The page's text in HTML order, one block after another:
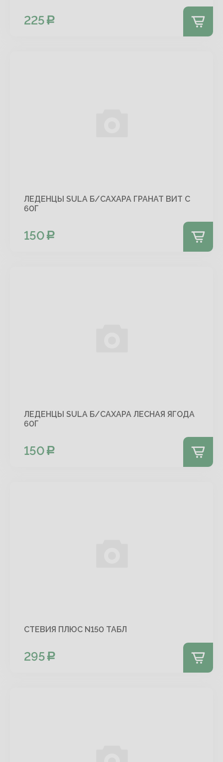
225
ЛЕДЕНЦЫ SULA Б/САХАРА ГРАНАТ ВИТ С
60Г
150
ЛЕДЕНЦЫ SULA Б/САХАРА ЛЕСНАЯ ЯГОДА
60Г
150
СТЕВИЯ ПЛЮС N150 ТАБЛ
295